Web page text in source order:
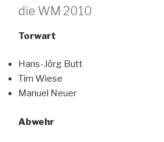
die WM 2010
Torwart
Hans-Jörg Butt
Tim Wiese
Manuel Neuer
Abwehr